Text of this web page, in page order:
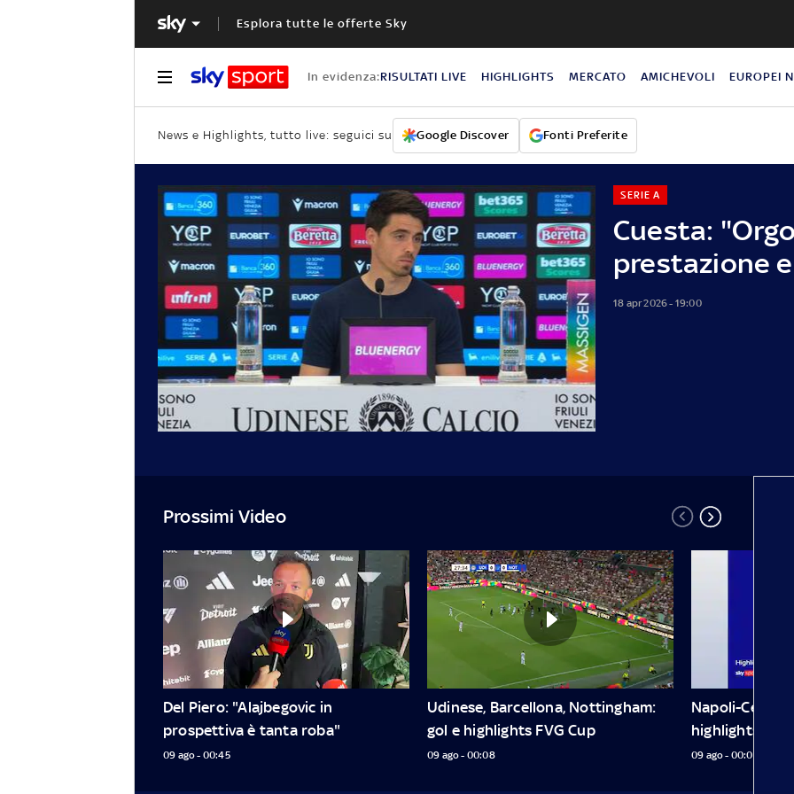
Esplora tutte le offerte Sky
In evidenza:RISULTATI LIVE HIGHLIGHTS MERCATO AMICHEVOLI EUROPEI
News e Highlights, tutto live: seguici su Google Discover Fonti Preferite
Cuesta:
prestazione
SERIE A
18 apr 2026 - 19:00
Prossimi Video
Del Piero: "Alajbegovic in
prospettiva è tanta roba"
09 ago - 00:45
Udinese, Barcellona, Nottingham:
gol e highlights FVG Cup
09 ago - 00:08
Napoli-Celta
highlights
09 ago - 00:04